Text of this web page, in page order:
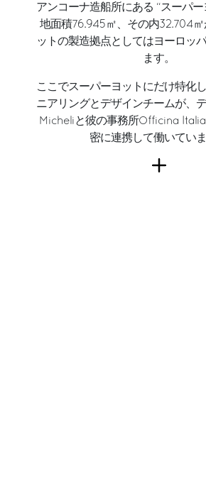
アンコーナ造船所にある “スーパ
地面積76.945㎡、その内32.704㎡
ットの製造拠点としてはヨーロッ
ます。
ここでスーパーヨットにだけ特化
ニアリングとデザインチームが、
Micheliと彼の事務所Officina
密に連携して働いていま